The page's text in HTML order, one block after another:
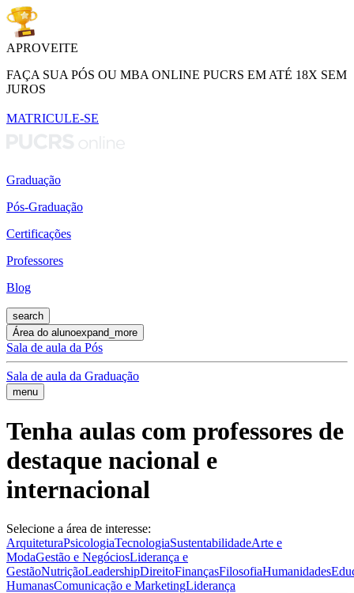
APROVEITE
FAÇA SUA PÓS OU MBA ONLINE PUCRS EM ATÉ 18X SEM
JUROS
MATRICULE-SE
Graduação
Pós-Graduação
Certificações
Professores
Blog
search
Área do alunoexpand_more
Sala de aula da Pós
Sala de aula da Graduação
menu
Tenha aulas com professores de
destaque nacional e
internacional
Selecione a área de interesse:
ArquiteturaPsicologiaTecnologiaSustentabilidadeArte e
ModaGestão e NegóciosLiderança e
GestãoNutriçãoLeadershipDireitoFinançasFilosofiaHumanidades
HumanasComunicação e MarketingLiderança